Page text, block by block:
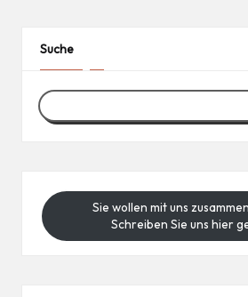
Suche
Sie wollen mit uns
Schreiben Sie uns hier